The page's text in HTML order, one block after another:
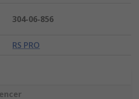
304-06-856
RS PRO